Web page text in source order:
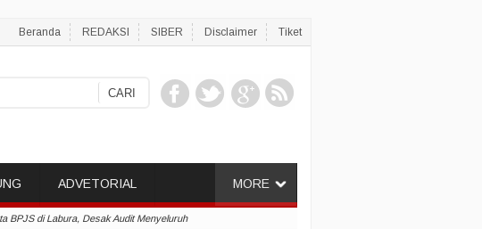
Beranda REDAKSI SIBER Disclaimer Tiket
MORE
ADVETORIAL
BPJS di Labura, Desak Audit Menyeluruh